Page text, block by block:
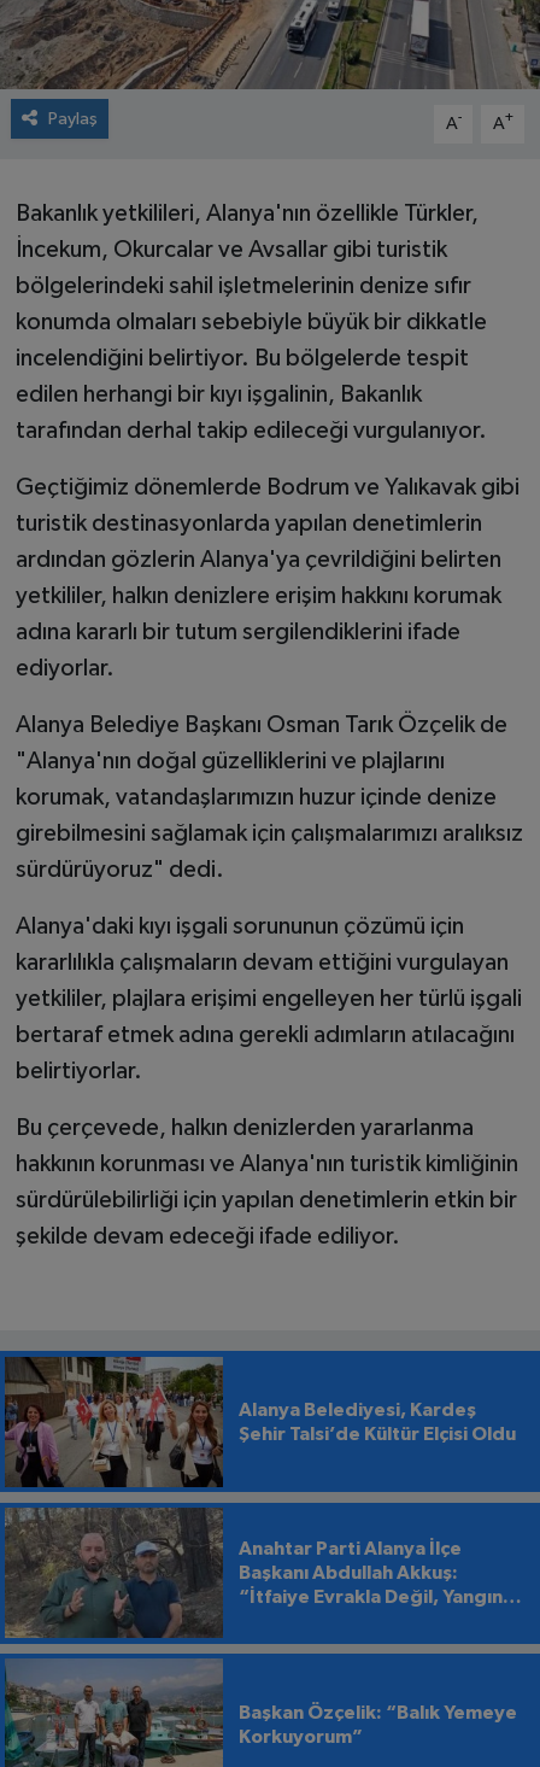
Paylaş A- A+
Bakanlık yetkilileri, Alanya'nın özellikle Türkler,
İncekum, Okurcalar ve Avsallar gibi turistik
bölgelerindeki sahil işletmelerinin denize sıfır
konumda olmaları sebebiyle büyük bir dikkatle
incelendiğini belirtiyor. Bu bölgelerde tespit
edilen herhangi bir kıyı işgalinin, Bakanlık
tarafından derhal takip edileceği vurgulanıyor.
Geçtiğimiz dönemlerde Bodrum ve Yalıkavak gibi
turistik destinasyonlarda yapılan denetimlerin
ardından gözlerin Alanya'ya çevrildiğini belirten
yetkililer, halkın denizlere erişim hakkını korumak
adına kararlı bir tutum sergilendiklerini ifade
ediyorlar.
Alanya Belediye Başkanı Osman Tarık Özçelik de
"Alanya'nın doğal güzelliklerini ve plajlarını
korumak, vatandaşlarımızın huzur içinde denize
girebilmesini sağlamak için çalışmalarımızı aralıksız
sürdürüyoruz" dedi.
Alanya'daki kıyı işgali sorununun çözümü için
kararlılıkla çalışmaların devam ettiğini vurgulayan
yetkililer, plajlara erişimi engelleyen her türlü işgali
bertaraf etmek adına gerekli adımların atılacağını
belirtiyorlar.
Bu çerçevede, halkın denizlerden yararlanma
hakkının korunması ve Alanya'nın turistik kimliğinin
sürdürülebilirliği için yapılan denetimlerin etkin bir
şekilde devam edeceği ifade ediliyor.
Alanya Belediyesi, Kardeş
Şehir Talsi’de Kültür Elçisi Oldu
Anahtar Parti Alanya İlçe
Başkanı Abdullah Akkuş:
“İtfaiye Evrakla Değil, Yangınla
Başkan Özçelik: “Balık Yemeye
Korkuyorum”